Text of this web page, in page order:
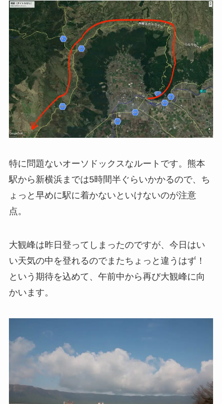
特に問題ないオーソドックスなルートです。熊本
駅から新横浜までは5時間半ぐらいかかるので、ち
ょっと早めに駅に着かないといけないのが注意
点。
大観峰は昨日登ってしまったのですが、今日はい
い天気の中を登れるのでまたちょっと違うはず！
という期待を込めて、午前中から再び大観峰に向
かいます。